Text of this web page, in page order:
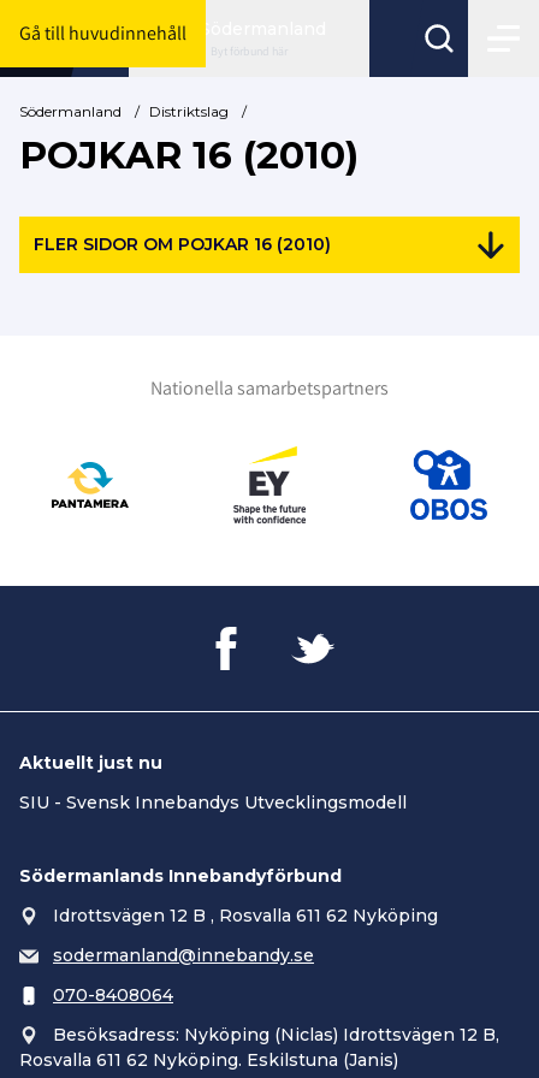
Gå till huvudinnehåll
Byt förbund här
Södermanland / Distriktslag /
POJKAR 16 (2010)
FLER SIDOR OM POJKAR 16 (2010)
Nationella samarbetspartners
Aktuellt just nu
SIU - Svensk Innebandys Utvecklingsmodell
Södermanlands Innebandyförbund
Idrottsvägen 12 B , Rosvalla 611 62 Nyköping
sodermanland@innebandy.se
070-8408064
Besöksadress: Nyköping (Niclas) Idrottsvägen 12 B,
Rosvalla 611 62 Nyköping. Eskilstuna (Janis)